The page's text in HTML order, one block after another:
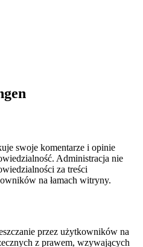
swoje komentarze i opinie
Administracja nie
za treści
na łamach witryny.
przez użytkowników na
z prawem, wzywających